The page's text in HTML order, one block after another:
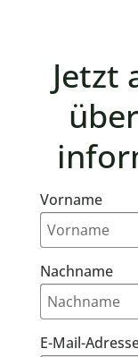
Jetzt
Vorname
Nachname
E-Mail-